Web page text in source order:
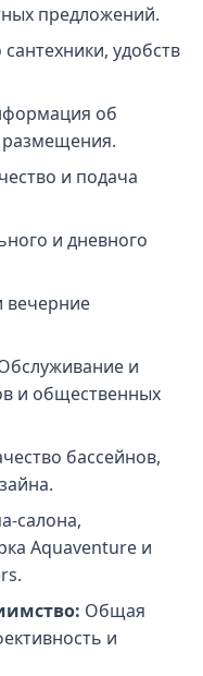
предложений.
сантехники, удобств
об
размещения.
и подача
и дневного
вечерние
и
и общественных
бассейнов,
салона,
Aquaventure и
Общая
и